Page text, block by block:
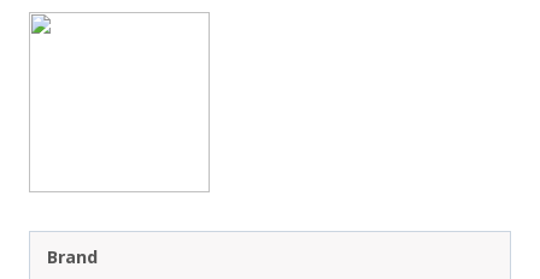
DESCANSO
ES1161
Brand